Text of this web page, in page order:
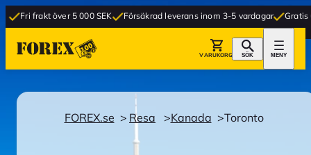
över 5 000 SEK Försäkrad leverans inom 3-5 vardagar Gratis
VARUKORG SÖK MENY
FOREX.se Resa Kanada Toronto